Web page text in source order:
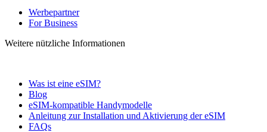
Werbepartner
For Business
Weitere nützliche Informationen
Was ist eine eSIM?
Blog
eSIM-kompatible Handymodelle
Anleitung zur Installation und Aktivierung der eSIM
FAQs